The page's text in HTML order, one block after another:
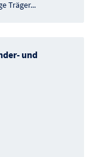
Träger...
und